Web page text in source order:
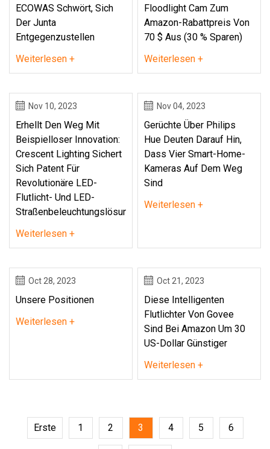
ECOWAS Schwört, Sich
Der Junta
Entgegenzustellen
Weiterlesen +
Floodlight Cam Zum
Amazon-Rabattpreis Von
70 $ Aus (30 % Sparen)
Weiterlesen +
Nov 10, 2023
Erhellt Den Weg Mit
Beispielloser Innovation:
Crescent Lighting Sichert
Sich Patent Für
Revolutionäre LED-
Flutlicht- Und LED-
Straßenbeleuchtungslösungen
Weiterlesen +
Nov 04, 2023
Gerüchte Über Philips
Hue Deuten Darauf Hin,
Dass Vier Smart-Home-
Kameras Auf Dem Weg
Sind
Weiterlesen +
Oct 28, 2023
Unsere Positionen
Weiterlesen +
Oct 21, 2023
Diese Intelligenten
Flutlichter Von Govee
Sind Bei Amazon Um 30
US-Dollar Günstiger
Weiterlesen +
Erste 1 2 3 4 5 6